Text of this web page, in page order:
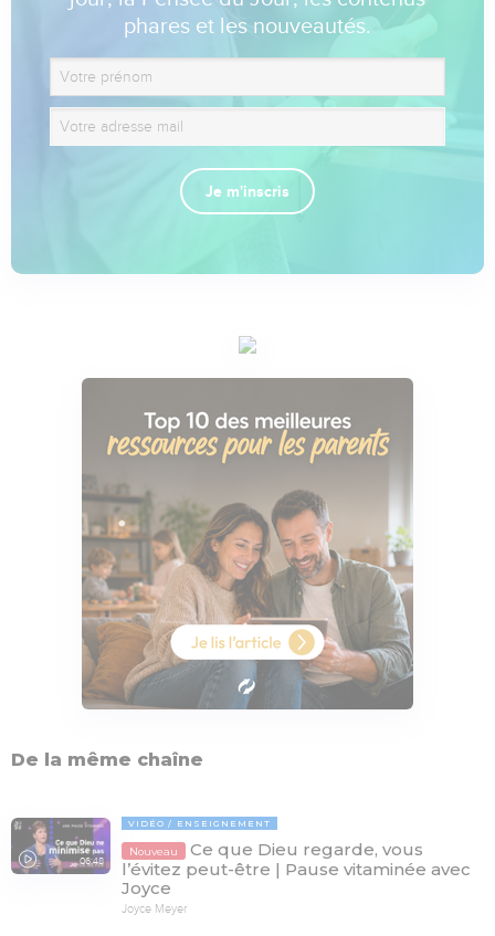
phares et les nouveautés.
Je m'inscris
De la même chaîne
06:48
VIDÉO ENSEIGNEMENT
Nouveau
Ce que Dieu regarde, vous
l’évitez peut-être | Pause vitaminée avec
Joyce
Joyce Meyer